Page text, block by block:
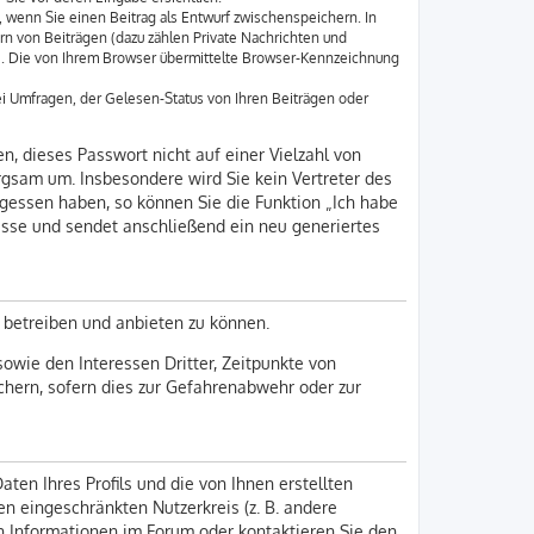
Sie einen Beitrag als Entwurf zwischenspeichern. In
von Beiträgen (dazu zählen Private Nachrichten und
von Ihrem Browser übermittelte Browser-Kennzeichnung
der Gelesen-Status von Ihren Beiträgen oder
dieses Passwort nicht auf einer Vielzahl von
um. Insbesondere wird Sie kein Vertreter des
haben, so können Sie die Funktion „Ich habe
und sendet anschließend ein neu generiertes
und anbieten zu können.
den Interessen Dritter, Zeitpunkte von
sofern dies zur Gefahrenabwehr oder zur
Ihres Profils und die von Ihnen erstellten
eingeschränkten Nutzerkreis (z. B. andere